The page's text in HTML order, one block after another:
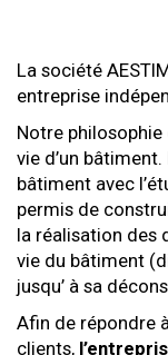
La société
entreprise
Notre philosophie
vie d’un
bâtiment avec
permis de
la réalisation des
vie du bâtiment
jusqu’ à sa
Afin de répondre
clients,